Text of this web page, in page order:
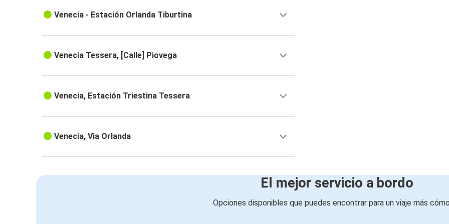
Venecia - Estación Orlanda Tiburtina
Venecia Tessera, [Calle] Piovega
Venecia, Estación Triestina Tessera
Venecia, Via Orlanda
El mejor servicio a bordo
Opciones disponibles que puedes encontrar para un viaje más